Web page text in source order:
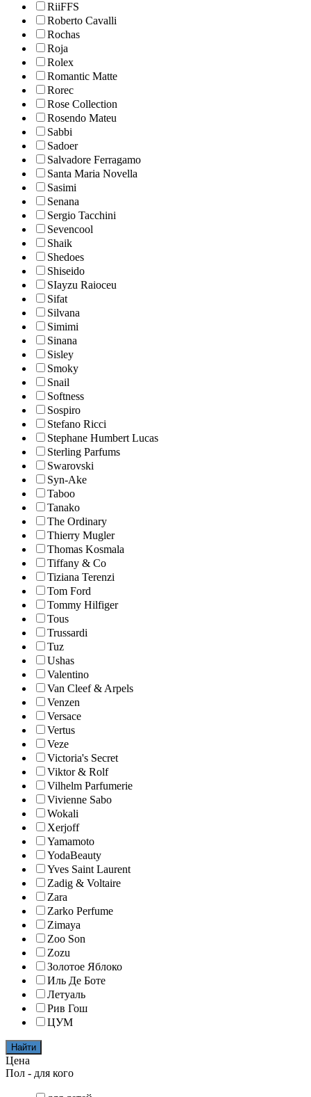
RiiFFS
Roberto Cavalli
Rochas
Roja
Rolex
Romantic Matte
Rorec
Rose Collection
Rosendo Mateu
Sabbi
Sadoer
Salvadore Ferragamo
Santa Maria Novella
Sasimi
Senana
Sergio Tacchini
Sevencool
Shaik
Shedoes
Shiseido
SIayzu Raioceu
Sifat
Silvana
Simimi
Sinana
Sisley
Smoky
Snail
Softness
Sospiro
Stefano Ricci
Stephane Humbert Lucas
Sterling Parfums
Swarovski
Syn-Ake
Taboo
Tanako
The Ordinary
Thierry Mugler
Thomas Kosmala
Tiffany & Co
Tiziana Terenzi
Tom Ford
Tommy Hilfiger
Tous
Trussardi
Tuz
Ushas
Valentino
Van Cleef & Arpels
Venzen
Versace
Vertus
Veze
Victoria's Secret
Viktor & Rolf
Vilhelm Parfumerie
Vivienne Sabo
Wokali
Xerjoff
Yamamoto
YodaBeauty
Yves Saint Laurent
Zadig & Voltaire
Zara
Zarko Perfume
Zimaya
Zoo Son
Zozu
Золотое Яблоко
Иль Де Боте
Летуаль
Рив Гош
ЦУМ
Найти
Цена
Пол - для кого